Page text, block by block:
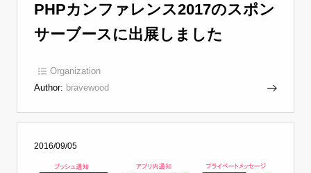
PHPカンファレンス2017のスポン
サーブースに出展しました
Organization
Author: bravewood
2016/09/05